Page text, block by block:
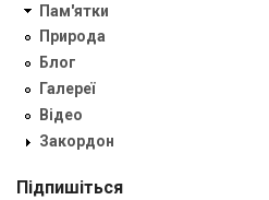
Пам'ятки
Природа
Блог
Галереї
Відео
Закордон
Підпишіться